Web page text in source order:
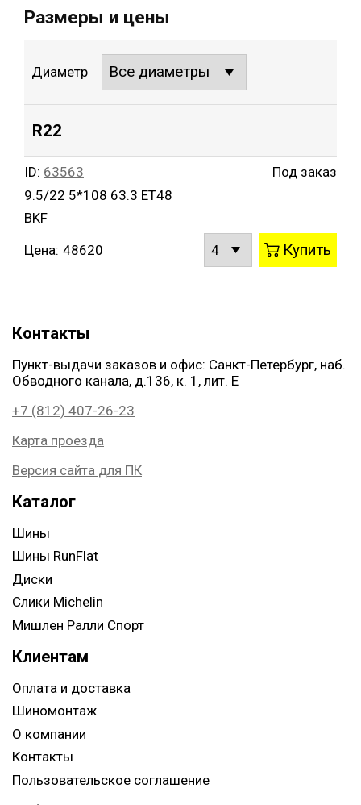
типоразмер, нажать рядом с ним кнопку «в
корзину» и оформить заказ.
Размеры и цены
Диаметр
R22
ID: 63563
9.5/22 5*108 63.3 ET48
BKF
Под заказ
Цена: 48620 Купить
Контакты
Пункт-выдачи заказов и офис: Санкт-Петербург, наб.
Обводного канала, д.136, к. 1, лит. Е
+7 (812) 407-26-23
Карта проезда
Версия сайта для ПК
Каталог
Шины
Шины RunFlat
Диски
Слики Michelin
Мишлен Ралли Спорт
Клиентам
Оплата и доставка
Шиномонтаж
О компании
Контакты
Пользовательское соглашение